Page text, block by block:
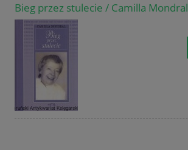
Bieg przez stulecie / Camilla Mondral